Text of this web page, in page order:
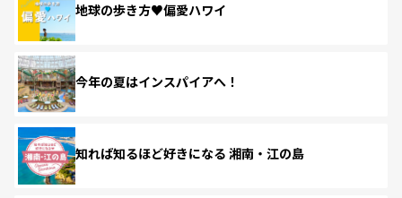
地球の歩き方♥偏愛ハワイ
今年の夏はインスパイアへ！
知れば知るほど好きになる 湘南・江の島